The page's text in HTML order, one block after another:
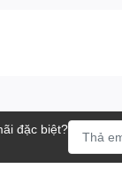
đặc biệt?